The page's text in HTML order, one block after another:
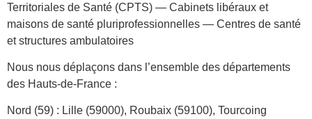
Territoriales de Santé (CPTS) — Cabinets libéraux et
maisons de santé pluriprofessionnelles — Centres de santé
et structures ambulatoires
Nous nous déplaçons dans l’ensemble des départements
des Hauts-de-France :
Nord (59) : Lille (59000), Roubaix (59100), Tourcoing